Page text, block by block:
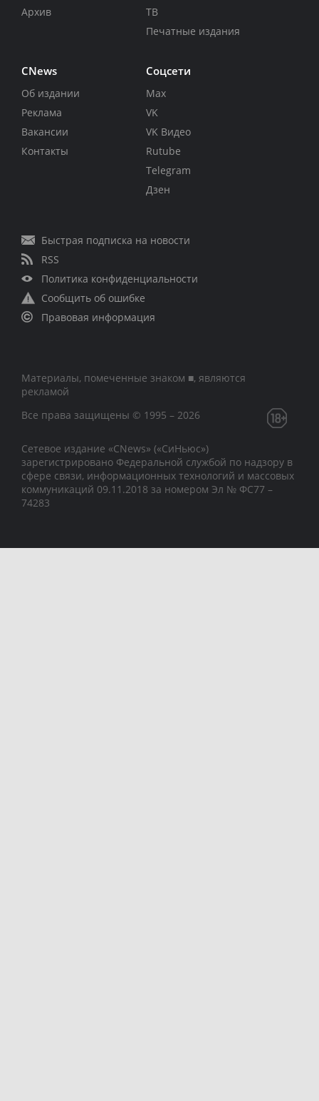
Архив
ТВ
Печатные издания
CNews
Об издании
Реклама
Вакансии
Контакты
Соцсети
Max
VK
VK Видео
Rutube
Telegram
Дзен
Быстрая подписка на новости
RSS
Политика конфиденциальности
Сообщить об ошибке
Правовая информация
Материалы, помеченные знаком ■, являются
рекламой
Все права защищены © 1995 – 2026
Сетевое издание «CNews» («СиНьюс»)
зарегистрировано Федеральной службой по надзору в
сфере связи, информационных технологий и массовых
коммуникаций 09.11.2018 за номером Эл № ФС77 –
74283